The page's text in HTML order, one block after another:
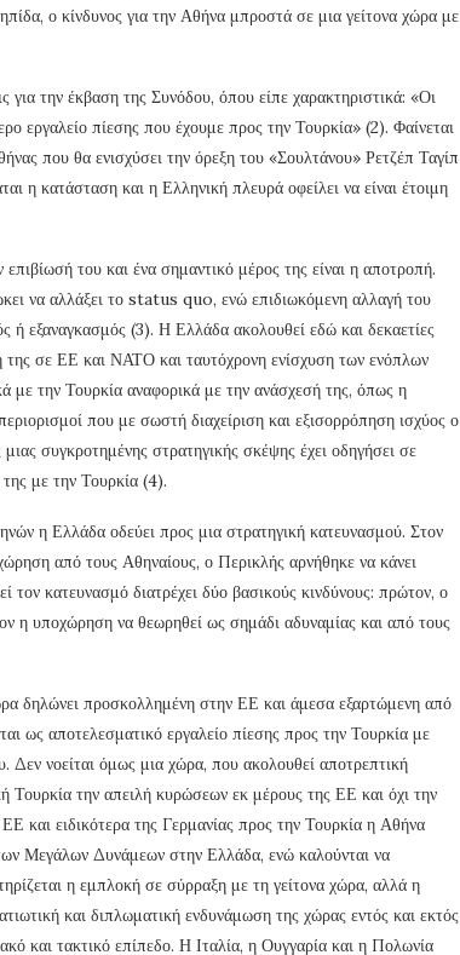
ο κίνδυνος για την Αθήνα μπροστά σε μια γείτονα χώρα με
την έκβαση της Συνόδου, όπου είπε χαρακτηριστικά: «Οι
εργαλείο πίεσης που έχουμε προς την Τουρκία» (2). Φαίνεται
που θα ενισχύσει την όρεξη του «Σουλτάνου» Ρετζέπ Ταγίπ
η κατάσταση και η Ελληνική πλευρά οφείλει να είναι έτοιμη
του και ένα σημαντικό μέρος της είναι η αποτροπή.
να αλλάξει το status quo, ενώ επιδιωκόμενη αλλαγή του
ή εξαναγκασμός (3). Η Ελλάδα ακολουθεί εδώ και δεκαετίες
της σε ΕΕ και ΝΑΤΟ και ταυτόχρονη ενίσχυση των ενόπλων
με την Τουρκία αναφορικά με την ανάσχεσή της, όπως η
που με σωστή διαχείριση και εξισορρόπηση ισχύος ο
συγκροτημένης στρατηγικής σκέψης έχει οδηγήσει σε
της με την Τουρκία (4).
η Ελλάδα οδεύει προς μια στρατηγική κατευνασμού. Στον
από τους Αθηναίους, ο Περικλής αρνήθηκε να κάνει
τον κατευνασμό διατρέχει δύο βασικούς κινδύνους: πρώτον, ο
η υποχώρηση να θεωρηθεί ως σημάδι αδυναμίας και από τους
δηλώνει προσκολλημένη στην ΕΕ και άμεσα εξαρτώμενη από
ως αποτελεσματικό εργαλείο πίεσης προς την Τουρκία με
νοείται όμως μια χώρα, που ακολουθεί αποτρεπτική
Τουρκία την απειλή κυρώσεων εκ μέρους της ΕΕ και όχι την
και ειδικότερα της Γερμανίας προς την Τουρκία η Αθήνα
Μεγάλων Δυνάμεων στην Ελλάδα, ενώ καλούνται να
η εμπλοκή σε σύρραξη με τη γείτονα χώρα, αλλά η
και διπλωματική ενδυνάμωση της χώρας εντός και εκτός
και τακτικό επίπεδο. Η Ιταλία, η Ουγγαρία και η Πολωνία